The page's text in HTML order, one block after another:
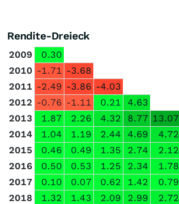
Rendite-Dreieck
2009
0.30
2010 -1.71 -3.68
2011 -2.49 -3.86 -4.03
2012 -0.76 -1.11 0.21
4.63
2013
1.87 2.26 4.32 8.77 13.07
2014
1.04 1.19 2.44 4.69 4.72
2015
0.46 0.49 1.35 2.74 2.12
2016
0.50 0.53 1.25 2.34 1.78
2017
0.10 0.07 0.62 1.42 0.79
2018
1.32 1.43 2.09 2.99 2.72